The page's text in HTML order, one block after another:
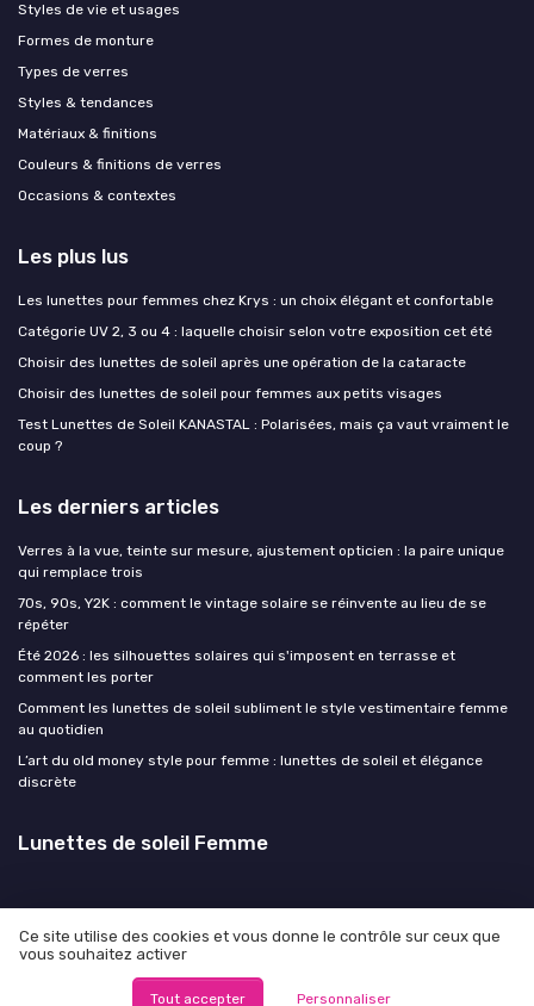
Styles de vie et usages
Formes de monture
Types de verres
Styles & tendances
Matériaux & finitions
Couleurs & finitions de verres
Occasions & contextes
Les plus lus
Les lunettes pour femmes chez Krys : un choix élégant et confortable
Catégorie UV 2, 3 ou 4 : laquelle choisir selon votre exposition cet été
Choisir des lunettes de soleil après une opération de la cataracte
Choisir des lunettes de soleil pour femmes aux petits visages
Test Lunettes de Soleil KANASTAL : Polarisées, mais ça vaut vraiment le
coup ?
Les derniers articles
Verres à la vue, teinte sur mesure, ajustement opticien : la paire unique
qui remplace trois
70s, 90s, Y2K : comment le vintage solaire se réinvente au lieu de se
répéter
Été 2026 : les silhouettes solaires qui s'imposent en terrasse et
comment les porter
Comment les lunettes de soleil subliment le style vestimentaire femme
au quotidien
L’art du old money style pour femme : lunettes de soleil et élégance
discrète
Lunettes de soleil Femme
Mentions légales
© Lunettes de soleil Femme 2026
Ce site utilise des cookies et vous donne le contrôle sur ceux que
vous souhaitez activer
Tout accepter Personnaliser